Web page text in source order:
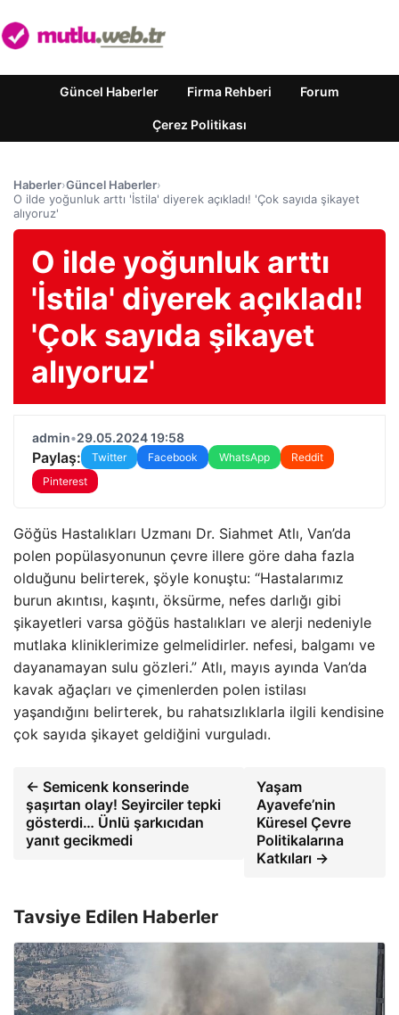
Güncel Haberler Firma Rehberi Forum
Çerez Politikası
Haberler›Güncel Haberler›
O ilde yoğunluk arttı 'İstila' diyerek açıkladı! 'Çok sayıda şikayet
alıyoruz'
O ilde yoğunluk arttı
'İstila' diyerek açıkladı!
'Çok sayıda şikayet
alıyoruz'
admin•29.05.2024 19:58
Paylaş: Twitter Facebook WhatsApp
Reddit
Pinterest
Göğüs Hastalıkları Uzmanı Dr. Siahmet Atlı, Van’da
polen popülasyonunun çevre illere göre daha fazla
olduğunu belirterek, şöyle konuştu: “Hastalarımız
burun akıntısı, kaşıntı, öksürme, nefes darlığı gibi
şikayetleri varsa göğüs hastalıkları ve alerji nedeniyle
mutlaka kliniklerimize gelmelidirler. nefesi, balgamı ve
dayanamayan sulu gözleri.” Atlı, mayıs ayında Van’da
kavak ağaçları ve çimenlerden polen istilası
yaşandığını belirterek, bu rahatsızlıklarla ilgili kendisine
çok sayıda şikayet geldiğini vurguladı.
← Semicenk konserinde
şaşırtan olay! Seyirciler tepki
gösterdi… Ünlü şarkıcıdan
yanıt gecikmedi
Yaşam
Ayavefe’nin
Küresel Çevre
Politikalarına
Katkıları →
Tavsiye Edilen Haberler